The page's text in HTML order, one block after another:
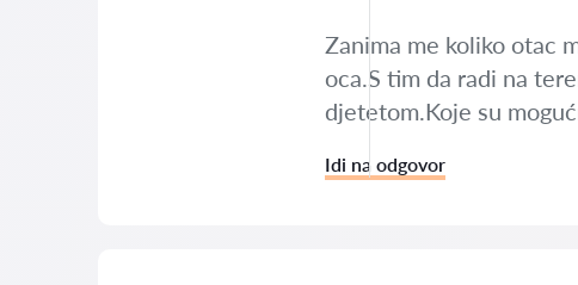
Zanima me koliko otac
oca.S tim da radi na
djetetom.Koje su
Idi na odgovor